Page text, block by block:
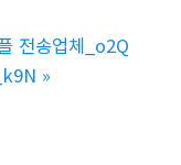
전송업체_o2Q
»